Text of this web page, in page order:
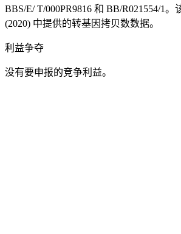
BBS/E/ T/000PR9816 和 BB/R021554/1。
(2020) 中提供的转基因拷贝数数据。
利益争夺
没有要申报的竞争利益。